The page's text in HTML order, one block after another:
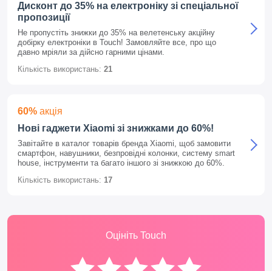
Дисконт до 35% на електроніку зі спеціальної
пропозиції
Не пропустіть знижки до 35% на велетенську акційну
добірку електроніки в Touch! Замовляйте все, про що
давно мріяли за дійсно гарними цінами.
Кількість використань: 21
60% акція
Нові гаджети Xiaomi зі знижками до 60%!
Завітайте в каталог товарів бренда Xiaomi, щоб замовити
смартфон, навушники, безпровідні колонки, систему smart
house, інструменти та багато іншого зі знижкою до 60%.
Кількість використань: 17
Оцініть Touch